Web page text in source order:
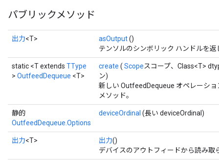
パブリックメソッド
出力<T> asOutput()
テンソルのシンボリック ハンドルを返
static <T extends TType
> OutfeedDequeue <T>
create ( Scopeスコープ、Class<T>
ン)
新しい OutfeedDequeue オペレーシ
メソッド。
静的
OutfeedDequeue.Options
deviceOrdinal (長い deviceOrdinal)
出力<T> 出力()
デバイスのアウトフィードから読み取